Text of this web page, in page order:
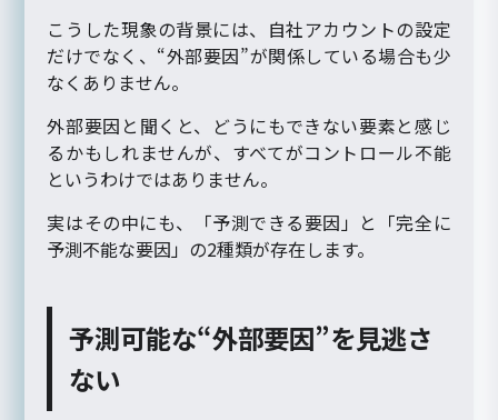
こうした現象の背景には、自社アカウントの設定
だけでなく、“外部要因”が関係している場合も少
なくありません。
外部要因と聞くと、どうにもできない要素と感じ
るかもしれませんが、すべてがコントロール不能
というわけではありません。
実はその中にも、「予測できる要因」と「完全に
予測不能な要因」の2種類が存在します。
予測可能な“外部要因”を見逃さ
ない